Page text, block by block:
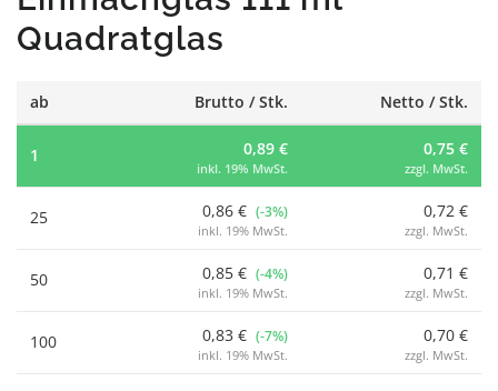
Quadratglas
ab Brutto / Stk. Netto / Stk.
1 0,89 €
inkl. 19% MwSt.
0,75 €
zzgl. MwSt.
25 0,86 € (-3%)
inkl. 19% MwSt.
0,72 €
zzgl. MwSt.
50 0,85 € (-4%)
inkl. 19% MwSt.
0,71 €
zzgl. MwSt.
100 0,83 € (-7%)
inkl. 19% MwSt.
0,70 €
zzgl. MwSt.